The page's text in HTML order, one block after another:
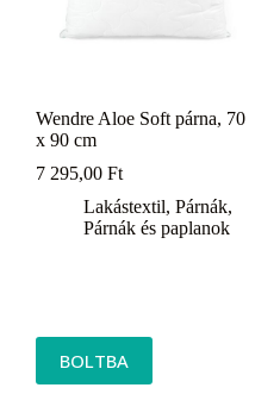
Wendre Aloe Soft párna, 70
x 90 cm
7 295,00Ft
Lakástextil,Párnák,
Párnák és paplanok
BOLTBA